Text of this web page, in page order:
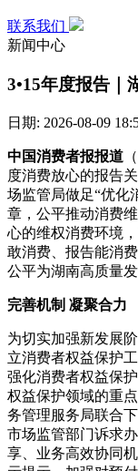
联系我们
新闻中心
3•15年度报告｜
日期: 2026-08-09
中国消费者报报道
度消费放心的报告
场监管局做足“优化
章，公平推动消费
心的维权消费环境
敢消费、报告能消
公平为湖南高质量
完善机制 凝聚合力
为切实加强新发展
立消费者权益保护
强化消费者权益保
权益保护领域的重
务管理服务局联合
市场监管部门诉求
享、业务高效协同